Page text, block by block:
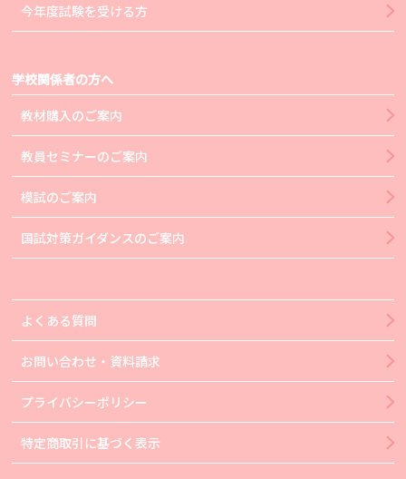
今年度試験を受ける方
学校関係者の方へ
教材購入のご案内
教員セミナーのご案内
模試のご案内
国試対策ガイダンスのご案内
よくある質問
お問い合わせ・資料請求
プライバシーポリシー
特定商取引に基づく表示